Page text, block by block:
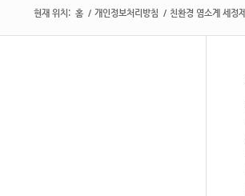
현재 위치: 홈 / 개인정보처리방침 / 친환경 염소계 세정제